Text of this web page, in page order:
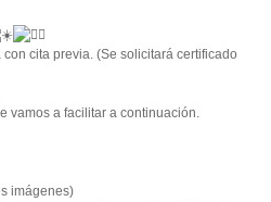
cita previa. (Se solicitará certificado
vamos a facilitar a continuación.
imágenes)